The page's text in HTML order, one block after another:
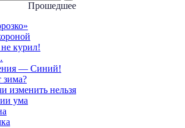
Прошедшее
курил!
— Синий!
зима?
изменить нельзя
ума